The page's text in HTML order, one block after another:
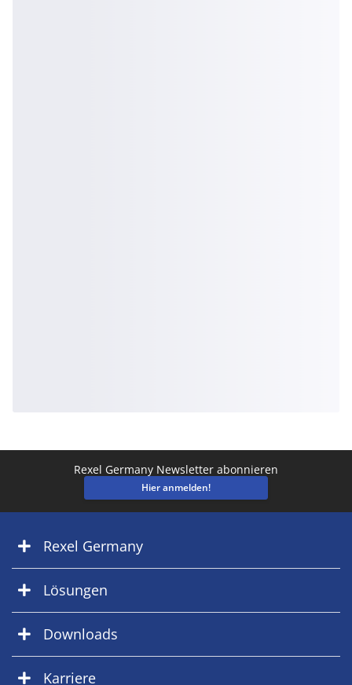
Rexel Germany Newsletter abonnieren
Hier anmelden!
Rexel Germany
Lösungen
Downloads
Karriere